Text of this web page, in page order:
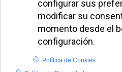
celebra
anual con
financiero